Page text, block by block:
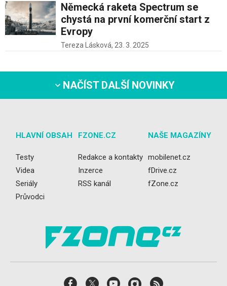
Německá raketa Spectrum se
chystá na první komerční start z
Evropy
Tereza Lásková, 23. 3. 2025
NAČÍST DALŠÍ NOVINKY
HLAVNÍ OBSAH
Testy
Videa
Seriály
Průvodci
FZONE.CZ
Redakce a kontakty
Inzerce
RSS kanál
NAŠE MAGAZÍNY
mobilenet.cz
fDrive.cz
fZone.cz